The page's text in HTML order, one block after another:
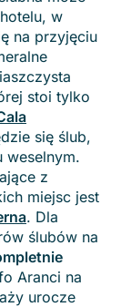
w
na przyjęciu
stoi tylko
się ślub,
weselnym.
z
miejsc jest
. Dla
ślubów na
Aranci na
urocze